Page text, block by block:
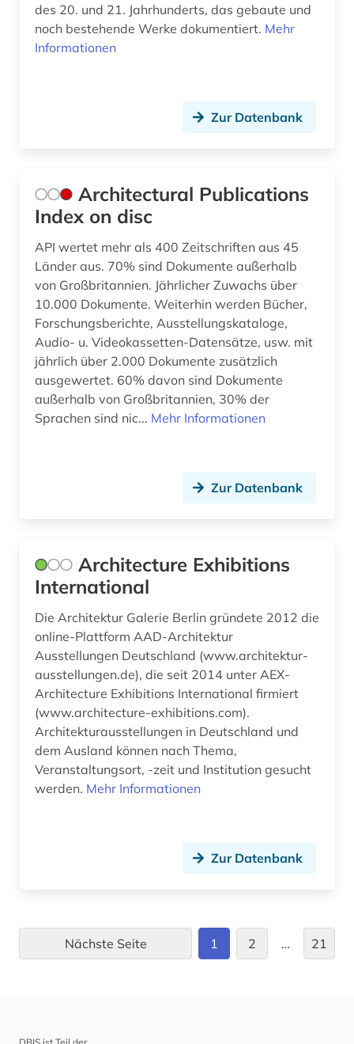
folklore (1)
fortifikation (1)
fotoarchiv (1)
fotografie (6)
frankreich (2)
französisch (1)
freskomalerei (1)
fulda (3)
funktechnik (1)
förderverein (1)
galloromanistik (1)
gartenarchitekt (1)
gartenarchitektin (1)
gasversorgung (2)
des 20. und 21. Jahrhunderts, das gebaute und
noch bestehende Werke dokumentiert. Mehr
Informationen
Zur Datenbank
Architectural Publications
Index on disc
API wertet mehr als 400 Zeitschriften aus 45
Länder aus. 70% sind Dokumente außerhalb
von Großbritannien. Jährlicher Zuwachs über
10.000 Dokumente. Weiterhin werden Bücher,
Forschungsberichte, Ausstellungskataloge,
Audio- u. Videokassetten-Datensätze, usw. mit
jährlich über 2.000 Dokumente zusätzlich
ausgewertet. 60% davon sind Dokumente
außerhalb von Großbritannien, 30% der
Sprachen sind nic... Mehr Informationen
Zur Datenbank
Architecture Exhibitions
International
Die Architektur Galerie Berlin gründete 2012 die
online-Plattform AAD-Architektur
Ausstellungen Deutschland (www.architektur-
ausstellungen.de), die seit 2014 unter AEX-
Architecture Exhibitions International firmiert
(www.architecture-exhibitions.com).
Architekturausstellungen in Deutschland und
dem Ausland können nach Thema,
Veranstaltungsort, -zeit und Institution gesucht
werden. Mehr Informationen
Zur Datenbank
Nächste Seite 1 2 … 21